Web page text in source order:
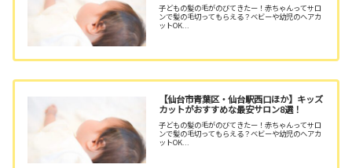
子どもの髪の毛がのびてきたー！赤ちゃんってサロ
ンで髪の毛切ってもらえる？ベビーや幼児のヘアカ
ットOK...
【仙台市青葉区・仙台駅西口ほか】キッズ
カットがおすすめな最安サロン8選！
子どもの髪の毛がのびてきたー！赤ちゃんってサロ
ンで髪の毛切ってもらえる？ベビーや幼児のヘアカ
ットOK...